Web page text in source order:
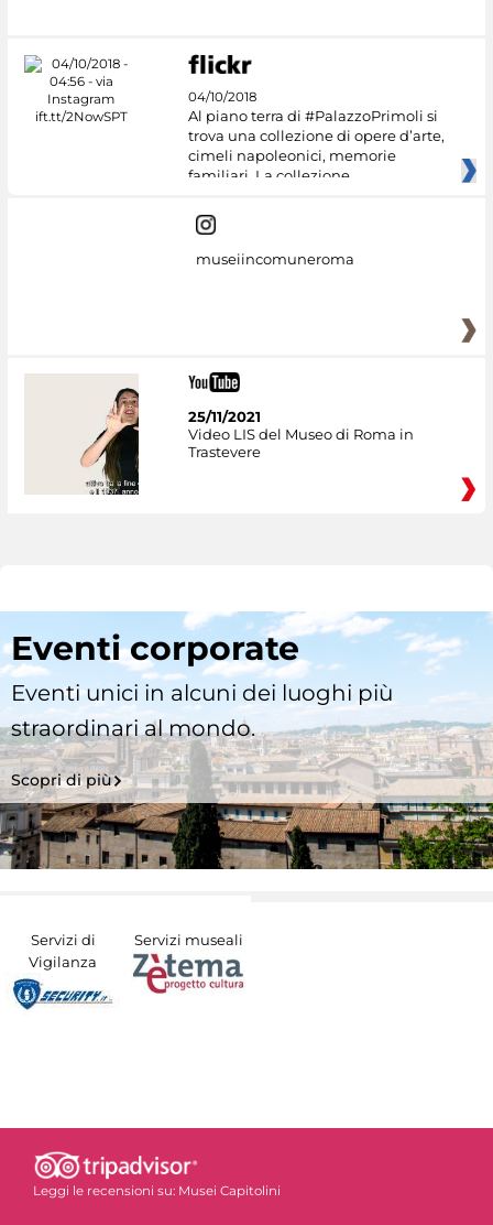
04/10/2018
Al piano terra di #PalazzoPrimoli si
trova una collezione di opere d’arte,
cimeli napoleonici, memorie
familiari. La collezione
museiincomuneroma
25/11/2021
Video LIS del Museo di Roma in
Trastevere
Eventi corporate
Eventi unici in alcuni dei luoghi più
straordinari al mondo.
Scopri di più
Servizi di
Vigilanza
Servizi museali
Leggi le recensioni su: Musei Capitolini